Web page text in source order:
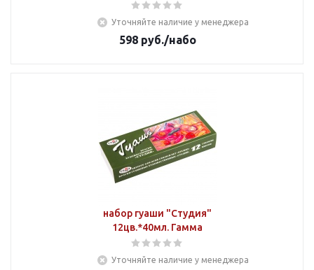
Уточняйте наличие у менеджера
598руб./набо
набор гуаши "Студия"
12цв.*40мл. Гамма
Уточняйте наличие у менеджера